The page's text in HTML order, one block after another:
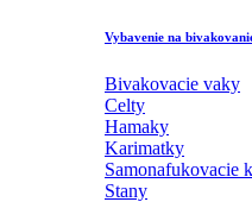
Vybavenie na
Bivakovacie vaky
Celty
Hamaky
Karimatky
Samonafukovacie
Stany